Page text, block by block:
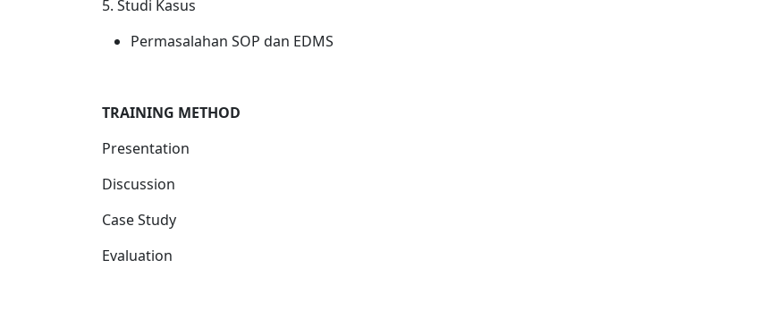
5. Studi Kasus
Permasalahan SOP dan EDMS
TRAINING METHOD
Presentation
Discussion
Case Study
Evaluation